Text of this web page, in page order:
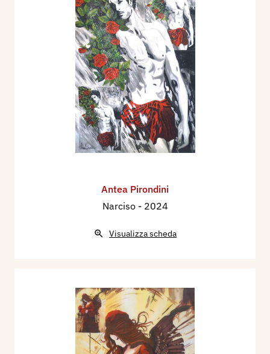
Antea Pirondini
Narciso - 2024
Visualizza scheda